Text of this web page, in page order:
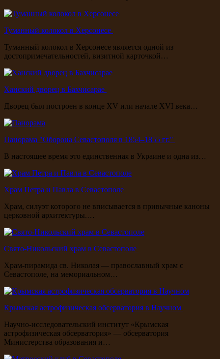
Туманный колокол в Херсонесе
Туманный колокол в Херсонесе является одной из
достопримечательностей, визитной карточкой…
Ханский дворец в Бахчисарае
Дворец был построен в конце XV или начале XVI века…
Панорама "Оборона Севастополя в 1854–1855 гг."
В настоящее время это единственная в Украине и одна из…
Храм Петра и Павла в Севастополе
Храм, силуэт которого не вписывается в привычные каноны
церковной архитектуры.…
Свято-Никольский храм в Севастополе
Храм-пирамида св. Николая — православный храм с
Севастополе, на мемориальном…
Крымская астрофизическая обсерватория в Научном
Научно-исследовательский институт «Крымская
астрофизическая обсерватория» — обсерватория
Министерства образования и…